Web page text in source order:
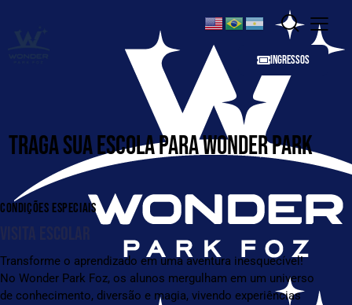
INGRESSOS
TRAGA SUA ESCOLA PARA WONDER PARK
CONDIÇÕES ESPECIAIS
Transforme o aprendizado em uma aventura inesquecível!
No Wonder Park Foz, os alunos mergulham em um universo
de conhecimento, diversão e magia, vivendo experiências